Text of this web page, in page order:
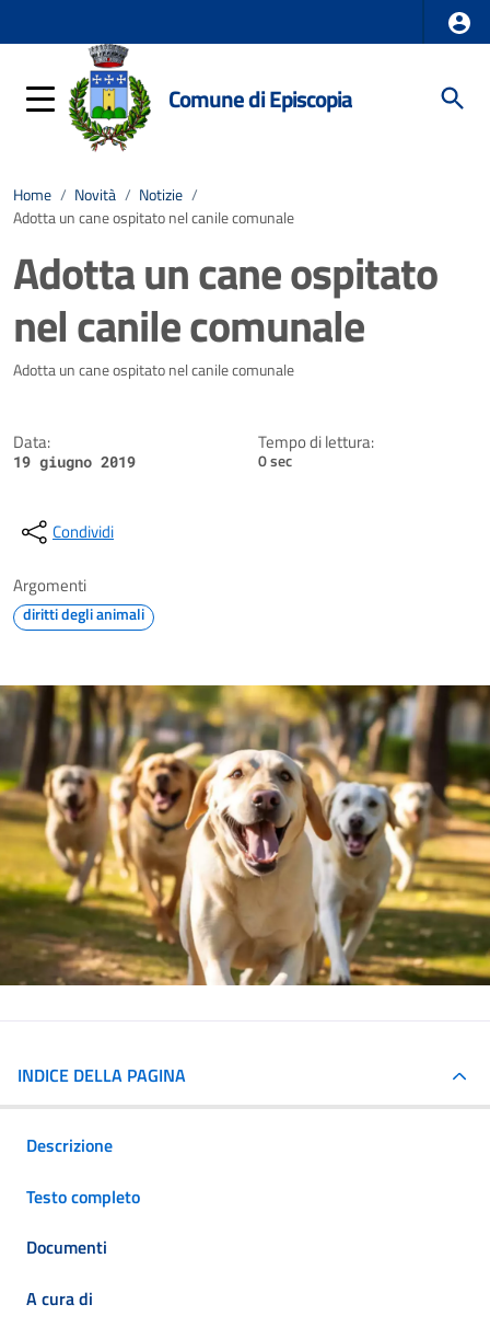
Comune di Episcopia
Home / Novità / Notizie /
Adotta un cane ospitato nel canile comunale
Adotta un cane ospitato
nel canile comunale
Dettagli della notizia
Adotta un cane ospitato nel canile comunale
Data:
19 giugno 2019
Tempo di lettura:
0 sec
Condividi
Argomenti
diritti degli animali
INDICE DELLA PAGINA
Descrizione
Testo completo
Documenti
A cura di